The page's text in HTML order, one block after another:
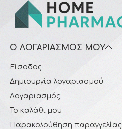
Ο ΛΟΓΑΡΙΑΣΜΌΣ ΜΟΥ
Είσοδος
Δημιουργία λογαριασμού
Λογαριασμός
Το καλάθι μου
Παρακολούθηση παραγγελίας